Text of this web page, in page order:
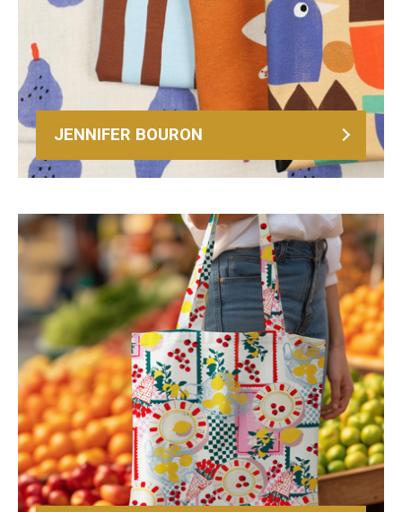
JENNIFER BOURON